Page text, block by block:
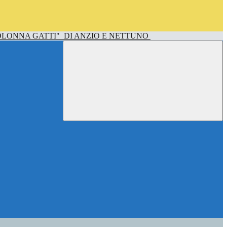
GATTI" DI ANZIO E NETTUNO